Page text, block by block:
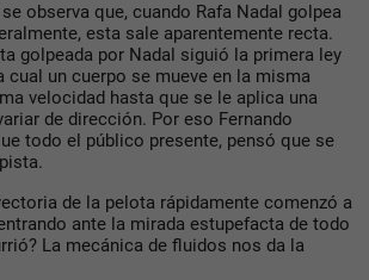
observa que, cuando Rafa Nadal golpea
esta sale aparentemente recta.
golpeada por Nadal siguió la primera ley
cual un cuerpo se mueve en la misma
velocidad hasta que se le aplica una
de dirección. Por eso Fernando
todo el público presente, pensó que se
de la pelota rápidamente comenzó a
ante la mirada estupefacta de todo
La mecánica de fluidos nos da la